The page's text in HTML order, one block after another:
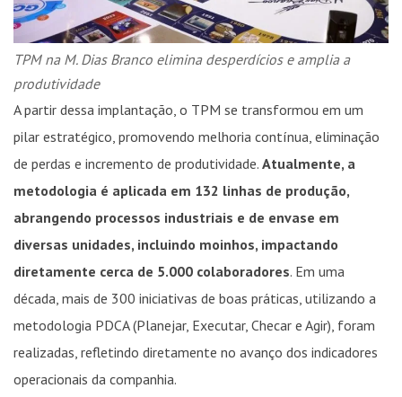
TPM na M. Dias Branco elimina desperdícios e amplia a
produtividade
A partir dessa implantação, o TPM se transformou em um
pilar estratégico, promovendo melhoria contínua, eliminação
de perdas e incremento de produtividade. Atualmente, a
metodologia é aplicada em 132 linhas de produção,
abrangendo processos industriais e de envase em
diversas unidades, incluindo moinhos, impactando
diretamente cerca de 5.000 colaboradores. Em uma
década, mais de 300 iniciativas de boas práticas, utilizando a
metodologia PDCA (Planejar, Executar, Checar e Agir), foram
realizadas, refletindo diretamente no avanço dos indicadores
operacionais da companhia.